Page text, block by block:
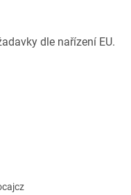
dle nařízení EU.